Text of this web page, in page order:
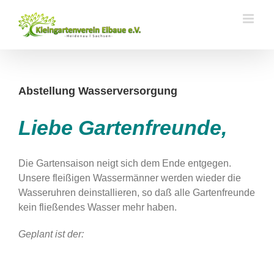
Inhalt
springen
Abstellung Wasserversorgung
Liebe Gartenfreunde,
Die Gartensaison neigt sich dem Ende entgegen.
Unsere fleißigen Wassermänner werden wieder die
Wasseruhren deinstallieren, so daß alle Gartenfreunde
kein fließendes Wasser mehr haben.
Geplant ist der: